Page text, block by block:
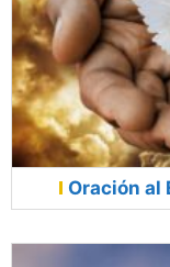
Oración al